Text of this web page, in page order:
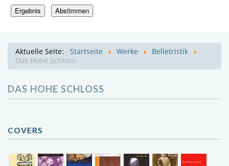
Aktuelle Seite: Startseite Werke
Belletristik
Das Hohe Schloss
DAS HOHE SCHLOSS
COVERS